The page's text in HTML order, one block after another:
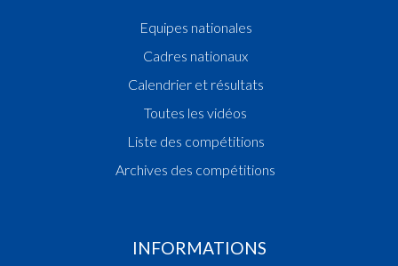
Equipes nationales
Cadres nationaux
Calendrier et résultats
Toutes les vidéos
Liste des compétitions
Archives des compétitions
INFORMATIONS